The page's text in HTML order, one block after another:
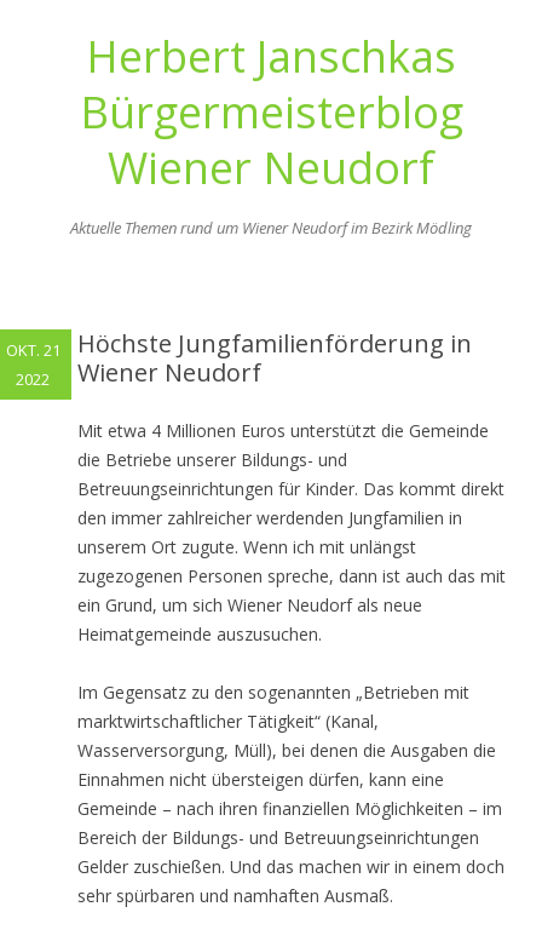
Herbert Janschkas
Bürgermeisterblog
Wiener Neudorf
Aktuelle Themen rund um Wiener Neudorf im Bezirk Mödling
Höchste Jungfamilienförderung in
Wiener Neudorf
Mit etwa 4 Millionen Euros unterstützt die Gemeinde
die Betriebe unserer Bildungs- und
Betreuungseinrichtungen für Kinder. Das kommt direkt
den immer zahlreicher werdenden Jungfamilien in
unserem Ort zugute. Wenn ich mit unlängst
zugezogenen Personen spreche, dann ist auch das mit
ein Grund, um sich Wiener Neudorf als neue
Heimatgemeinde auszusuchen.
Im Gegensatz zu den sogenannten „Betrieben mit
marktwirtschaftlicher Tätigkeit“ (Kanal,
Wasserversorgung, Müll), bei denen die Ausgaben die
Einnahmen nicht übersteigen dürfen, kann eine
Gemeinde – nach ihren finanziellen Möglichkeiten – im
Bereich der Bildungs- und Betreuungseinrichtungen
Gelder zuschießen. Und das machen wir in einem doch
sehr spürbaren und namhaften Ausmaß.
OKT. 21
2022